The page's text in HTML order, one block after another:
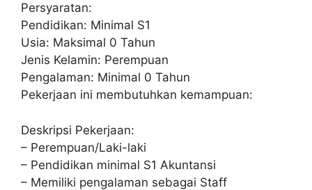
Persyaratan:
Pendidikan: Minimal S1
Usia: Maksimal 0 Tahun
Jenis Kelamin: Perempuan
Pengalaman: Minimal 0 Tahun
Pekerjaan ini membutuhkan kemampuan:
Deskripsi Pekerjaan:
– Perempuan/Laki-laki
– Pendidikan minimal S1 Akuntansi
– Memiliki pengalaman sebagai Staff